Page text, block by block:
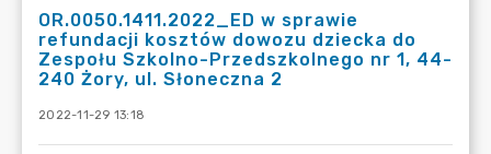
OR.0050.1411.2022_ED w sprawie
refundacji kosztów dowozu dziecka do
Zespołu Szkolno-Przedszkolnego nr 1, 44-
240 Żory, ul. Słoneczna 2
2022-11-29 13:18